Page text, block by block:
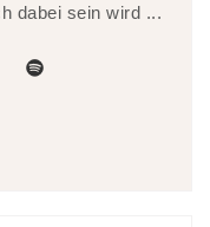
dabei sein wird ...